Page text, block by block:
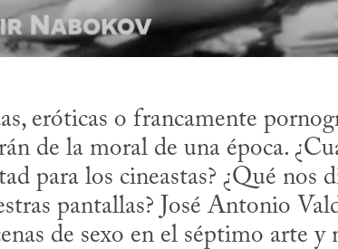
eróticas o francamente
de la moral de una época.
para los cineastas? ¿Qué nos
pantallas? José Antonio
de sexo en el séptimo arte y